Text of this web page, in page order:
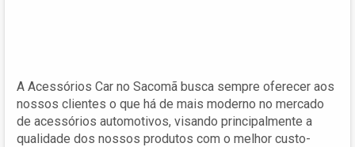
A Acessórios Car no Sacomã busca sempre oferecer aos
nossos clientes o que há de mais moderno no mercado
de acessórios automotivos, visando principalmente a
qualidade dos nossos produtos com o melhor custo-